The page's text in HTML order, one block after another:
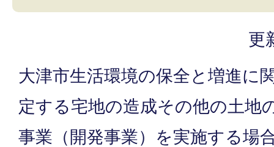
更
大津市生活環境の保全と増進に
定する宅地の造成その他の土地
事業（開発事業）を実施する場